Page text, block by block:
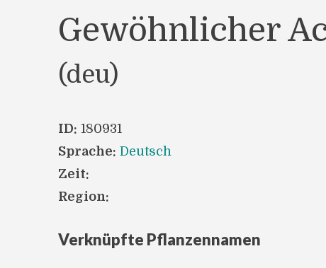
Gewöhnlicher
(deu)
ID: 180931
Sprache: Deutsch
Zeit:
Region:
Verknüpfte Pflanzennamen